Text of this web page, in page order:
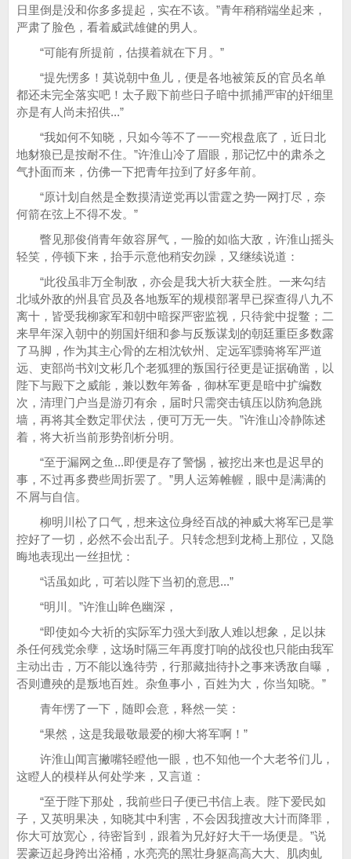
日里倒是没和你多多提起，实在不该。”青年稍稍端坐起来，
严肃了脸色，看着威武雄健的男人。
“可能有所提前，估摸着就在下月。”
“提先愣多！莫说朝中鱼儿，便是各地被策反的官员名单
都还未完全落实吧！太子殿下前些日子暗中抓捕严审的奸细里
亦是有人尚未招供...”
“我如何不知晓，只如今等不了一一究根盘底了，近日北
地豺狼已是按耐不住。”许淮山冷了眉眼，那记忆中的肃杀之
气扑面而来，仿佛一下把青年拉到了好多年前。
“原计划自然是全数摸清逆党再以雷霆之势一网打尽，奈
何箭在弦上不得不发。”
瞥见那俊俏青年敛容屏气，一脸的如临大敌，许淮山摇头
轻笑，停顿下来，抬手示意他稍安勿躁，又继续说道：
“此役虽非万全制敌，亦会是我大祈大获全胜。一来勾结
北域外敌的州县官员及各地叛军的规模部署早已探查得八九不
离十，皆受我柳家军和朝中暗探严密监视，只待瓮中捉鳖；二
来早年深入朝中的朔国奸细和参与反叛谋划的朝廷重臣多数露
了马脚，作为其主心骨的左相沈钦州、定远军骠骑将军严道
远、吏部尚书刘文彬几个老狐狸的叛国行径更是证据确凿，以
陛下与殿下之威能，兼以数年筹备，御林军更是暗中扩编数
次，清理门户当是游刃有余，届时只需突击镇压以防狗急跳
墙，再将其全数定罪伏法，便可万无一失。”许淮山冷静陈述
着，将大祈当前形势剖析分明。
“至于漏网之鱼...即便是存了警惕，被挖出来也是迟早的
事，不过再多费些周折罢了。”男人运筹帷幄，眼中是满满的
不屑与自信。
柳明川松了口气，想来这位身经百战的神威大将军已是掌
控好了一切，必然不会出乱子。只转念想到龙椅上那位，又隐
晦地表现出一丝担忧：
“话虽如此，可若以陛下当初的意思...”
“明川。”许淮山眸色幽深，
“即使如今大祈的实际军力强大到敌人难以想象，足以抹
杀任何残党余孽，这场时隔三年再度打响的战役也只能由我军
主动出击，万不能以逸待劳，行那藏拙待扑之事来诱敌自曝，
否则遭殃的是叛地百姓。杂鱼事小，百姓为大，你当知晓。”
青年愣了一下，随即会意，释然一笑：
“果然，这是我最敬最爱的柳大将军啊！”
许淮山闻言撇嘴轻瞪他一眼，也不知他一个大老爷们儿，
这瞪人的模样从何处学来，又言道：
“至于陛下那处，我前些日子便已书信上表。陛下爱民如
子，又英明果决，知晓其中利害，不会因我擅改大计而降罪，
你大可放宽心，待密旨到，跟着为兄好好大干一场便是。”说
罢豪迈起身跨出浴桶，水亮亮的黑壮身躯高高大大、肌肉虬